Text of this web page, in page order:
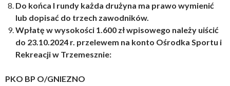
Do końca I rundy każda drużyna ma prawo wymienić
lub dopisać do trzech zawodników.
Wpłatę w wysokości 1.600 zł wpisowego należy uiścić
do 23.10.2024 r. przelewem na konto Ośrodka Sportu i
Rekreacji w Trzemesznie:
PKO BP O/GNIEZNO